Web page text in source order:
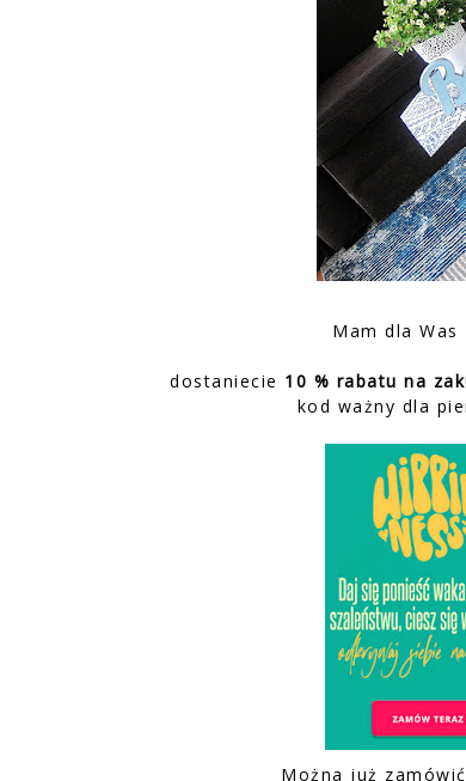
Mam dla Was
dostaniecie 10 % rabatu na
kod ważny dla
Można już zamówić